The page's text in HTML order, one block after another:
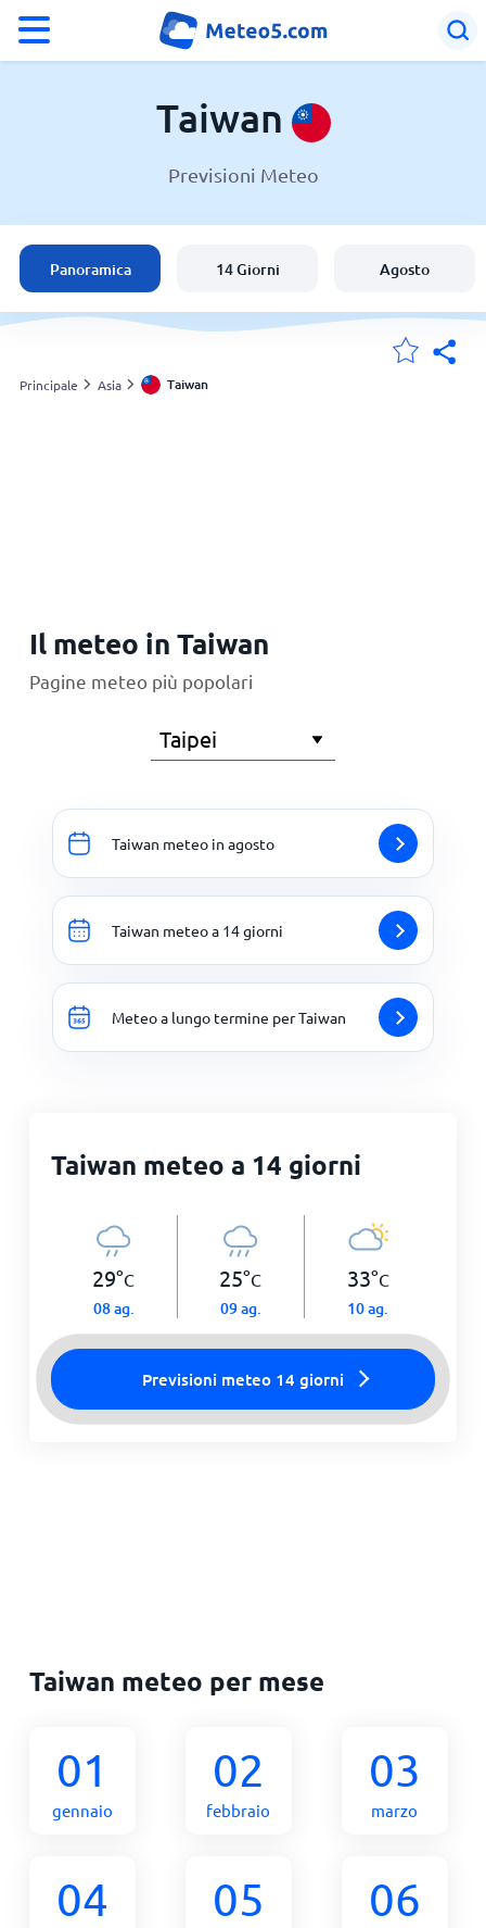
Taiwan
Italia
Svizzera
Taiwan
Previsioni Meteo
Panoramica 14 Giorni Agosto
Principale Asia Taiwan
Il meteo in Taiwan
Pagine meteo più popolari
Taiwan meteo in agosto
Taiwan meteo a 14 giorni
Meteo a lungo termine per Taiwan
Taiwan meteo a 14 giorni
29°C
08 ag.
25°C
09 ag.
33°C
10 ag.
Previsioni meteo 14 giorni
Taiwan meteo per mese
01
gennaio
02
febbraio
03
marzo
04 05 06